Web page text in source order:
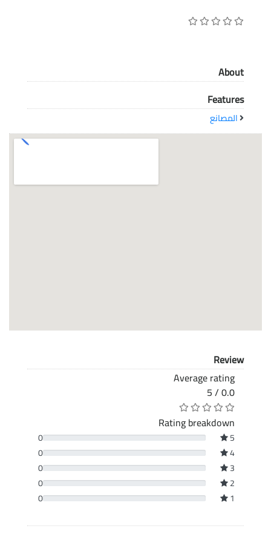
معاً نحو خلق مجتمع مبدع في عالم الأزياء
About
Features
المصانع
Review
Average rating
0.0 / 5
Rating breakdown
5
0
4
0
3
0
2
0
1
0